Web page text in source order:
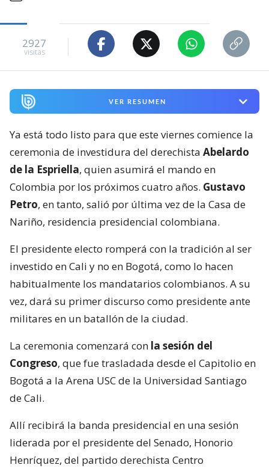
2927
visitas
VER RESUMEN
Ya está todo listo para que este viernes comience la
ceremonia de investidura del derechista Abelardo
de la Espriella, quien asumirá el mando en
Colombia por los próximos cuatro años. Gustavo
Petro, en tanto, salió por última vez de la Casa de
Nariño, residencia presidencial colombiana.
El presidente electo romperá con la tradición al ser
investido en Cali y no en Bogotá, como lo hacen
habitualmente los mandatarios colombianos. A su
vez, dará su primer discurso como presidente ante
militares en un batallón de la ciudad.
La ceremonia comenzará con la sesión del
Congreso, que fue trasladada desde el Capitolio en
Bogotá a la Arena USC de la Universidad Santiago
de Cali.
Allí recibirá la banda presidencial en una sesión
liderada por el presidente del Senado, Honorio
Henríquez, del partido derechista Centro